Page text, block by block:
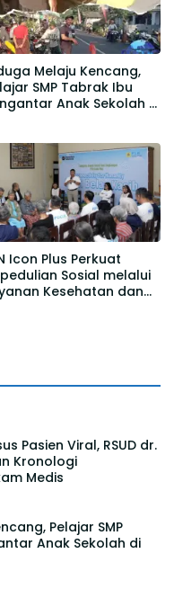
Melaju Kencang,
SMP Tabrak Ibu
Anak Sekolah di
Icon Plus Perkuat
Sosial melalui
Kesehatan dan
Pasien Viral, RSUD dr.
Kronologi
Medis
Pelajar SMP
Anak Sekolah di